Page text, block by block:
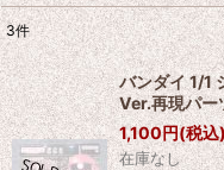
表示数:
並び順:
3件
バンダイ 1/1
Ver.再現パー
1,100円(税込
在庫なし